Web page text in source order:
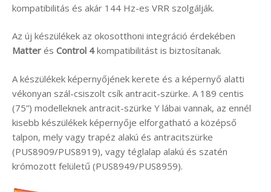
kompatibilitás és akár 144 Hz-es VRR szolgálják.
Az új készülékek az okosotthoni integráció érdekében
Matter és Control 4kompatibilitást is biztosítanak.
A készülékek képernyőjének kerete és a képernyő alatti
vékonyan szál-csiszolt csík antracit-szürke. A 189 centis
(75”) modelleknek antracit-szürke Y lábai vannak, az ennél
kisebb készülékek képernyője elforgatható a középső
talpon, mely vagy trapéz alakú és antracitszürke
(PUS8909/PUS8919), vagy téglalap alakú és szatén
krómozott felületű (PUS8949/PUS8959).